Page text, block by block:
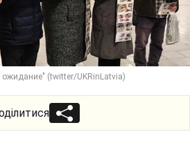
(twitter/UKRinLatvia)